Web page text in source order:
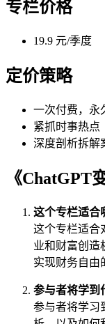
专栏价格
19.9 元/季度
定价策略
一次付费，永
紧抓时事热点
深度剖析拆解
《ChatGPT
这个专栏适合
这个专栏适合
业和财富创造
实现财务自由
参与者将学到
参与者将学习